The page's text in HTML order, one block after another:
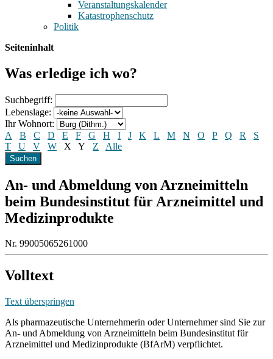
Veranstaltungskalender
Katastrophenschutz
Politik
Seiteninhalt
Was erledige ich wo?
Suchbegriff:
Lebenslage:
Ihr Wohnort:
A
B C D E F G H I J K L M N O P Q R
S
T
U V W X Y Z Alle
An- und Abmeldung von Arzneimitteln
beim Bundesinstitut für Arzneimittel und
Medizinprodukte
Nr. 99005065261000
Volltext
Text überspringen
Als pharmazeutische Unternehmerin oder Unternehmer sind Sie zur
An- und Abmeldung von Arzneimitteln beim Bundesinstitut für
Arzneimittel und Medizinprodukte (BfArM) verpflichtet.